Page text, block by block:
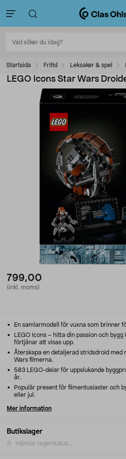
Startsida Fritid Leksaker & spel
LEGO Icons Star Wars
799,00
(inkl. moms)
Butikslager
Hämtar lagerstatus...
En samlarmodell för vuxna som brinner
LEGO Icons – hitta din passion och
förtjänar att visas upp.
Återskapa en detaljerad stridsdroid med
Wars filmerna.
583 LEGO-delar för uppslukande
år.
Populär present för filmentusiaster och
eller jul.
Mer information